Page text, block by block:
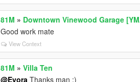
81M » Downtown Vinewood Garage
Good work mate
View Context
81M »Villa Ten
@Evora Thanks man :)